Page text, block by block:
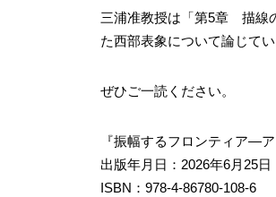
三浦准教授は「第5章 描線
た西部表象について論じてい
ぜひご一読ください。
『振幅するフロンティア―
出版年月日：2026年6月25日
ISBN：978-4-86780-108-6